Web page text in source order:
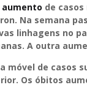
aumento de
Na semana
linhagens no
A outra
móvel de casos
Os óbitos